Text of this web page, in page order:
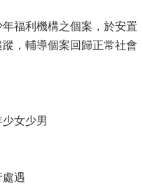
福利機構之個案，於安置
，輔導個案回歸正常社會
女少男
遇